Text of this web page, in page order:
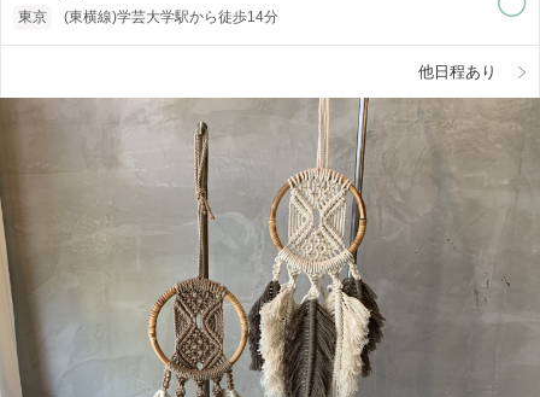
東京 (東横線)学芸大学駅から徒歩14分
他日程あり